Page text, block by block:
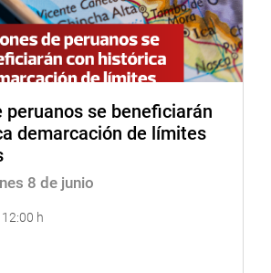
peruanos se beneficiarán
demarcación de límites
8 de junio
h